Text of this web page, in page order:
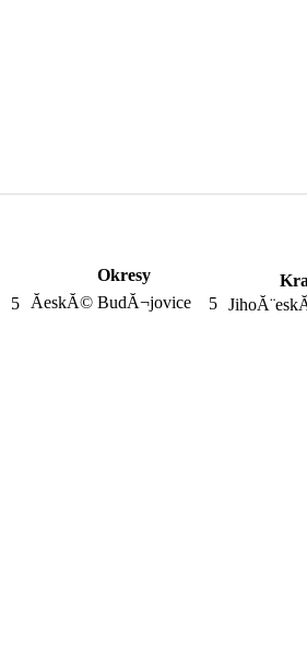
5
Okresy
ĂeskĂ© BudĂ¬jovice
5